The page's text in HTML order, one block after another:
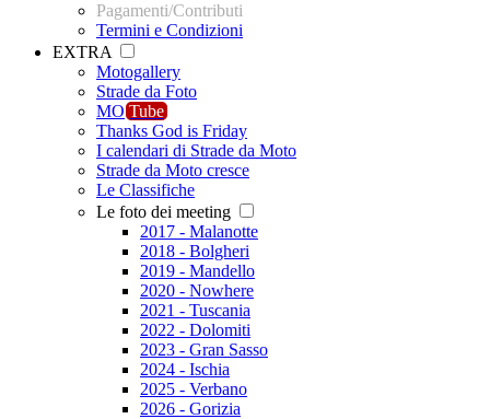
Pagamenti/Contributi
Termini e Condizioni
EXTRA
Motogallery
Strade da Foto
MO Tube
Thanks God is Friday
I calendari di Strade da Moto
Strade da Moto cresce
Le Classifiche
Le foto dei meeting
2017 - Malanotte
2018 - Bolgheri
2019 - Mandello
2020 - Nowhere
2021 - Tuscania
2022 - Dolomiti
2023 - Gran Sasso
2024 - Ischia
2025 - Verbano
2026 - Gorizia